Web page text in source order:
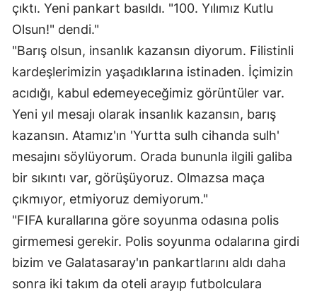
çıktı. Yeni pankart basıldı. "100. Yılımız Kutlu
Olsun!" dendi."
"Barış olsun, insanlık kazansın diyorum. Filistinli
kardeşlerimizin yaşadıklarına istinaden. İçimizin
acıdığı, kabul edemeyeceğimiz görüntüler var.
Yeni yıl mesajı olarak insanlık kazansın, barış
kazansın. Atamız'ın 'Yurtta sulh cihanda sulh'
mesajını söylüyorum. Orada bununla ilgili galiba
bir sıkıntı var, görüşüyoruz. Olmazsa maça
çıkmıyor, etmiyoruz demiyorum."
"FIFA kurallarına göre soyunma odasına polis
girmemesi gerekir. Polis soyunma odalarına girdi
bizim ve Galatasaray'ın pankartlarını aldı daha
sonra iki takım da oteli arayıp futbolculara